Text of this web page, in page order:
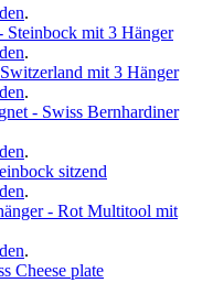
.
Steinbock mit 3 Hänger
.
mit 3 Hänger
.
- Swiss Bernhardiner
.
sitzend
.
- Rot Multitool mit
.
Cheese plate